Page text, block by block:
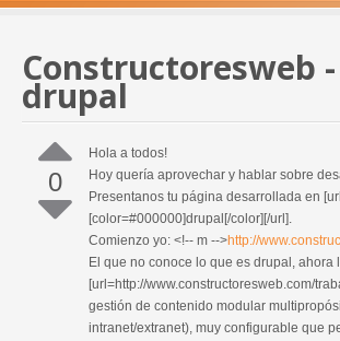
Constructoresweb
drupal
0
Hola a todos!
Hoy quería aprovechar y hablar sobre
Presentanos tu página desarrollada en
[color=#000000]drupal[/color][/url].
Comienzo yo: <!-- m -->http://
El que no conoce lo que es drupal, ahora
[url=http://www.constructoresweb.com/
gestión de contenido modular
intranet/extranet), muy configurable que